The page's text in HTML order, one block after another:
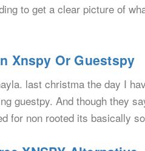
to get a clear picture of
Xnspy Or Guestspy
last christma the day I
guestpy. And though they
for non rooted its basically